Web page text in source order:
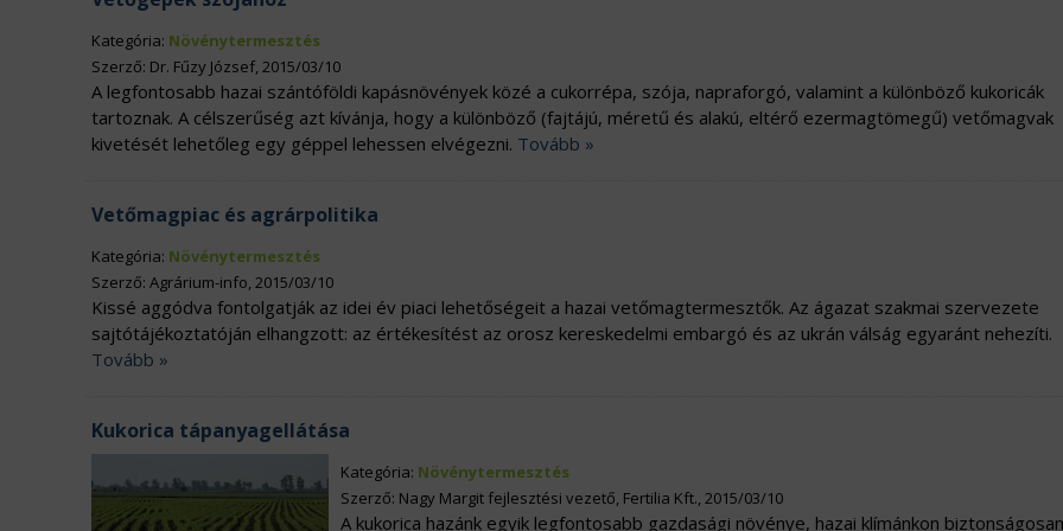
Kategória: Növénytermesztés
Szerző: Dr. Fűzy József, 2015/03/10
A legfontosabb hazai szántóföldi kapásnövények közé a cukorrépa, szója, napraforgó, valamint a különböző kukoricák
tartoznak. A célszerűség azt kívánja, hogy a különböző (fajtájú, méretű és alakú, eltérő ezermagtömegű) vetőmagvak
kivetését lehetőleg egy géppel lehessen elvégezni. Tovább »
Vetőmagpiac és agrárpolitika
Kategória: Növénytermesztés
Szerző: Agrárium-info, 2015/03/10
Kissé aggódva fontolgatják az idei év piaci lehetőségeit a hazai vetőmagtermesztők. Az ágazat szakmai szervezete
sajtótájékoztatóján elhangzott: az értékesítést az orosz kereskedelmi embargó és az ukrán válság egyaránt nehezíti.
Tovább »
Kukorica tápanyagellátása
Kategória: Növénytermesztés
Szerző: Nagy Margit fejlesztési vezető, Fertilia Kft., 2015/03/10
A kukorica hazánk egyik legfontosabb gazdasági növénye, hazai klímánkon